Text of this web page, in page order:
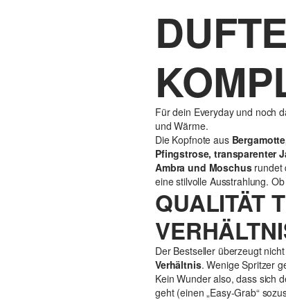
Für dein Everyday und noch
und Wärme.
Die Kopfnote aus
Pfingstrose, transparenter
Ambra und Moschusrundet
eine stilvolle Ausstrahlung.
QUALITÄT
Der Bestseller überzeugt
Verhältnis. Wenige Spritzer
Kein Wunder also, dass sich
geht (einen „Easy-Grab“